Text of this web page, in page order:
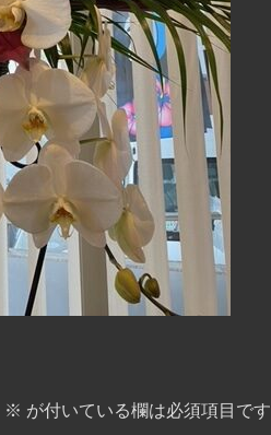
※ が付いている欄は必須項目です